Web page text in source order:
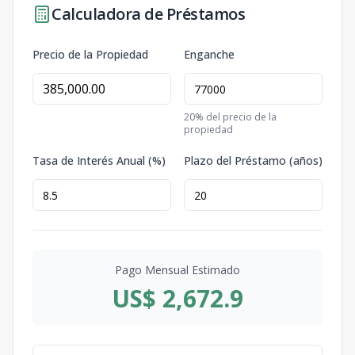
Calculadora de Préstamos
Precio de la Propiedad Enganche
20% del precio de la
propiedad
Tasa de Interés Anual (%) Plazo del Préstamo (años)
Pago Mensual Estimado
US$ 2,672.9